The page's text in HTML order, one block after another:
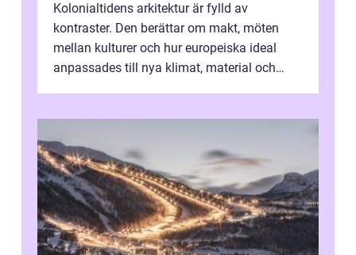
Kolonialtidens arkitektur är fylld av
kontraster. Den berättar om makt, möten
mellan kulturer och hur europeiska ideal
anpassades till nya klimat, material och